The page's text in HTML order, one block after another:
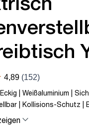
| Weißaluminium |
| Kollisions-Schutz |
| Metall | Holz |
| unmontiert | TÜV©